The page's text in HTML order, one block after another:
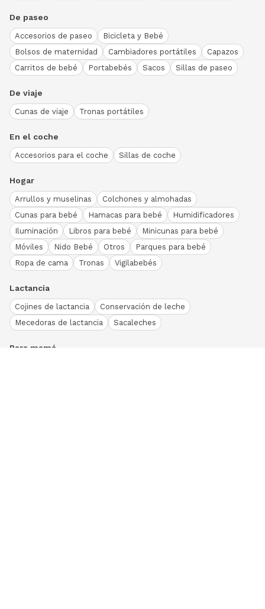
De paseo
Accesorios de paseo
Bicicleta y Bebé
Bolsos de maternidad
Cambiadores portátiles
Capazos
Carritos de bebé
Portabebés Sacos Sillas de paseo
De viaje
Cunas de viaje Tronas portátiles
En el coche
Accesorios para el coche Sillas de coche
Hogar
Arrullos y muselinas
Colchones y almohadas
Cunas para bebé
Hamacas para bebé
Humidificadores
Iluminación
Libros para bebé
Minicunas para bebé
Móviles
Nido Bebé Otros
Parques para bebé
Ropa de cama
Tronas Vigilabebés
Lactancia
Cojines de lactancia
Conservación de leche
Mecedoras de lactancia
Sacaleches
Para mamá